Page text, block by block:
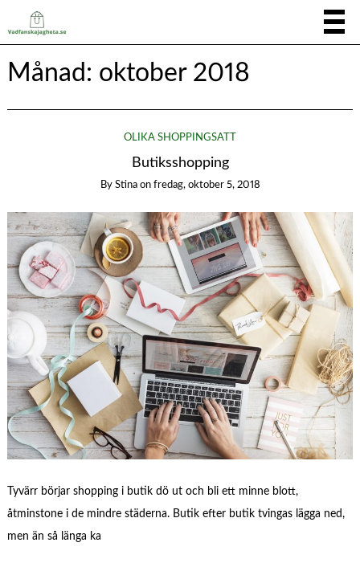
Månad: oktober 2018
OLIKA SHOPPINGSÄTT
Butiksshopping
By Stina on fredag, oktober 5, 2018
Tyvärr börjar shopping i butik dö ut och bli ett minne blott,
åtminstone i de mindre städerna. Butik efter butik tvingas lägga ned,
men än så länga ka